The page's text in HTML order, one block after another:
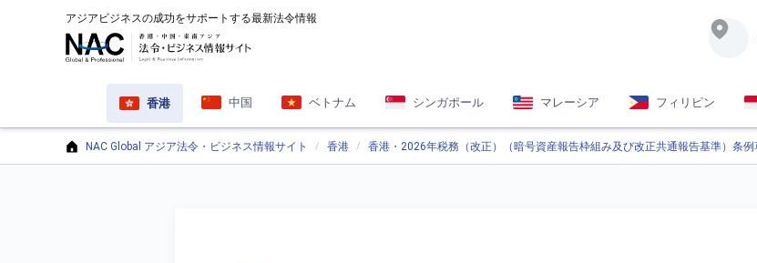
アジアビジネスの成功をサポートする最新法令情報
香港 中国 ベトナム シンガポール マレーシア フィリピン
NAC Global アジア法令・ビジネス情報サイト 香港 香港・2026年税務（改正）（暗号資産報告枠組み及び改正共通報告基準）条